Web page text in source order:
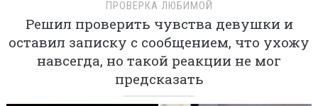
ПРОВЕРКА ЛЮБИМОЙ
Решил проверить чувства девушки и
оставил записку с сообщением, что ухожу
навсегда, но такой реакции не мог
предсказать